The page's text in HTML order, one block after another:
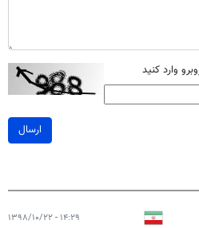
وارد کنید
ارسال
۱۴:۲۹ - ۱۳۹۸/۱۰/۲۲